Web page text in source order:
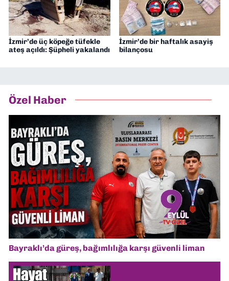
İzmir’de üç köpeğe tüfekle
ateş açıldı: Şüpheli yakalandı
İzmir’de bir haftalık asayiş
bilançosu
Özel Haber
Bayraklı’da güreş, bağımlılığa karşı güvenli liman